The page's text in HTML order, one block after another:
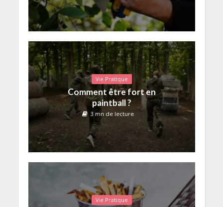
Vie Pratique
Comment être fort en
paintball ?
3 mn de lecture
Vie Pratique